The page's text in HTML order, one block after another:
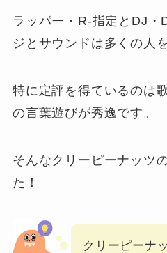
ラッパー・R-指定とDJ・
ジとサウンドは多くの人
特に定評を得ているのは
の言葉遊びが秀逸です。
そんなクリーピーナッツ
た！
クリーピーナ